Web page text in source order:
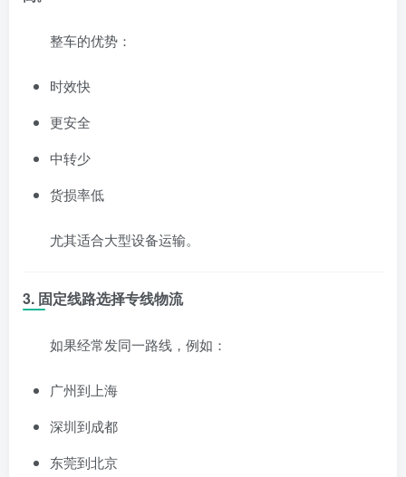
整车的优势：
时效快
更安全
中转少
货损率低
尤其适合大型设备运输。
3. 固定线路选择专线物流
如果经常发同一路线，例如：
广州到上海
深圳到成都
东莞到北京